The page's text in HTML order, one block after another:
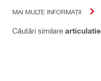
MAI MULTE INFORMAȚII
Căutări similare articulatie